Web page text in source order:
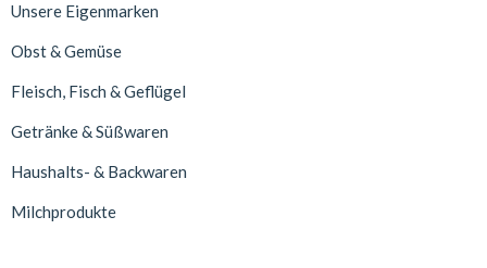
Unsere Eigenmarken
Obst & Gemüse
Fleisch, Fisch & Geflügel
Getränke & Süßwaren
Haushalts- & Backwaren
Milchprodukte